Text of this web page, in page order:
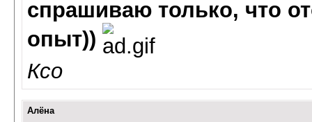
спрашиваю только, что
опыт))
Ксо
Алёна